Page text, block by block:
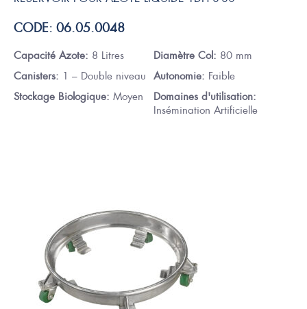
CODE: 06.05.0048
Capacité Azote: 8 Litres Diamètre Col: 80 mm
Canisters: 1 – Double niveau Autonomie: Faible
Stockage Biologique: Moyen
Domaines d'utilisation:
Insémination Artificielle